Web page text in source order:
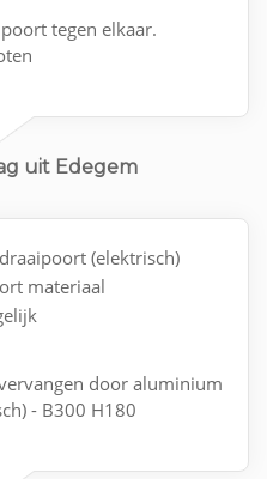
tegen elkaar.
uit Edegem
(elektrisch)
materiaal
door aluminium
- B300 H180